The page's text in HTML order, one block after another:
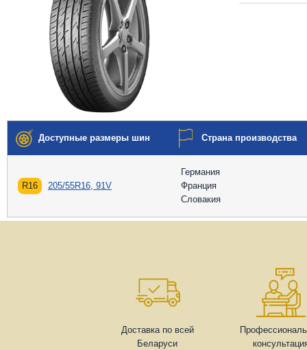
Доступные размеры шин Страна производства
R16 205/55R16, 91V
Германия
Франция
Словакия
Доставка по всей
Беларуси